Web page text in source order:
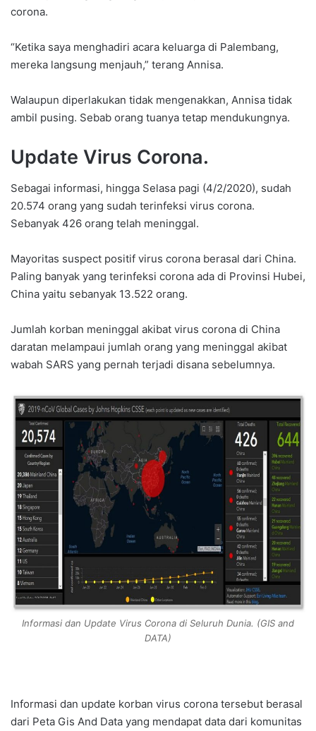
corona.
“Ketika saya menghadiri acara keluarga di Palembang,
mereka langsung menjauh,” terang Annisa.
Walaupun diperlakukan tidak mengenakkan, Annisa tidak
ambil pusing. Sebab orang tuanya tetap mendukungnya.
Update Virus Corona.
Sebagai informasi, hingga Selasa pagi (4/2/2020), sudah
20.574 orang yang sudah terinfeksi virus corona.
Sebanyak 426 orang telah meninggal.
Mayoritas suspect positif virus corona berasal dari China.
Paling banyak yang terinfeksi corona ada di Provinsi Hubei,
China yaitu sebanyak 13.522 orang.
Jumlah korban meninggal akibat virus corona di China
daratan melampaui jumlah orang yang meninggal akibat
wabah SARS yang pernah terjadi disana sebelumnya.
Informasi dan Update Virus Corona di Seluruh Dunia. (GIS and
DATA)
Informasi dan update korban virus corona tersebut berasal
dari Peta Gis And Data yang mendapat data dari komunitas